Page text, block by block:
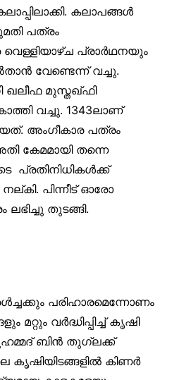
കലാപങ്ങള്‍
പത്രം
പ്രാര്‍ഥനയും
വേണ്ടെന്ന് വച്ചു.
ഖലീഫ മുസ്തഖ്ഫി
വച്ചു. 1343ലാണ്
അംഗീകാര പത്രം
കേമമായി തന്നെ
പിന്നീട് ഓരോ
തുടങ്ങി.
പരിഹാരമെന്നോണം
വര്‍ദ്ധിപ്പിച്ച് കൃഷി
ബിന്‍ തുഗ്ലക്ക്
കൃഷിയിടങ്ങളില്‍ കിണര്‍